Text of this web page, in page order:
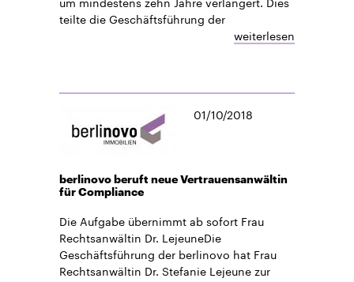
teilte die Geschäftsführung der
weiterlesen
01/10/2018
berlinovo beruft neue Vertrauensanwältin
für Compliance
Die Aufgabe übernimmt ab sofort Frau
Rechtsanwältin Dr. LejeuneDie
Geschäftsführung der berlinovo hat Frau
Rechtsanwältin Dr. Stefanie Lejeune zur